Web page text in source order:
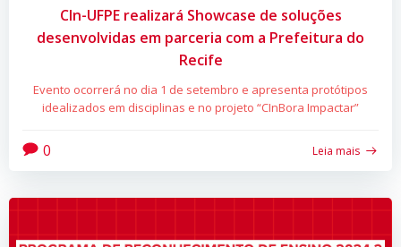
CIn-UFPE realizará Showcase de soluções
desenvolvidas em parceria com a Prefeitura do
Recife
Evento ocorrerá no dia 1 de setembro e apresenta protótipos
idealizados em disciplinas e no projeto “CInBora Impactar”
0 Leia mais